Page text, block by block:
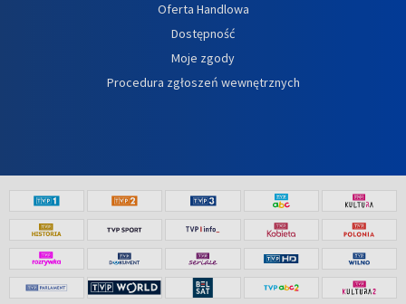
Oferta Handlowa
Dostępność
Moje zgody
Procedura zgłoszeń wewnętrznych